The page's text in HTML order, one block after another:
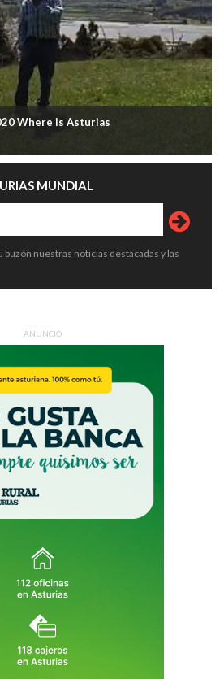
Where is Asturias
MUNDIAL
nuestras noticias destacadas y las
ANUNCIO